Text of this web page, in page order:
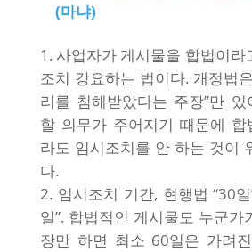
(마냐)
사업자가 게시물을 합법이라
조치 강요하는 법이다. 개정법
리를 침해받았다는 주장”만
할 의무가 주어지기 때문에 합
라도 임시조치를 안 하는 것이
다.
임시조치 기간, 현행법 “30
일”. 합법적인 게시물도 누군가
장만 하면 최소 60일은 가려